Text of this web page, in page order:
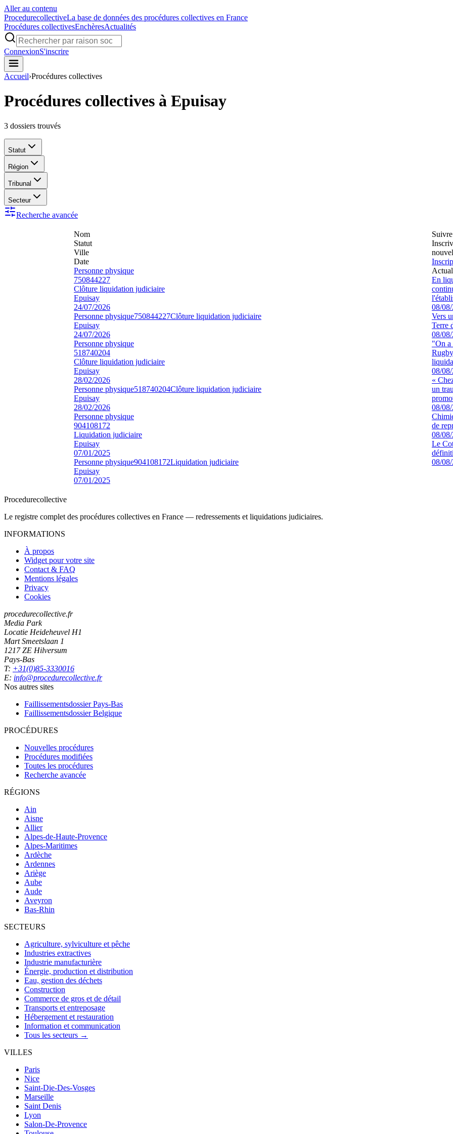
Aller au contenu
ProcedurecollectiveLa base de données des procédures collectives en France
Procédures collectivesEnchèresActualités
ConnexionS'inscrire
Accueil›Procédures collectives
Procédures collectives à Epuisay
3 dossiers trouvés
Statut
Région
Tribunal
Secteur
Recherche avancée
Nom
Statut
Ville
Date
Personne physique
750844227
Clôture liquidation judiciaire
Epuisay
24/07/2026
Personne physique750844227Clôture liquidation judiciaire
Epuisay
24/07/2026
Personne physique
518740204
Clôture liquidation judiciaire
Epuisay
28/02/2026
Personne physique518740204Clôture liquidation judiciaire
Epuisay
28/02/2026
Personne physique
904108172
Liquidation judiciaire
Epuisay
07/01/2025
Personne physique904108172Liquidation judiciaire
Epuisay
07/01/2025
En
08/
Vers
Terre
08/
"On a
08/
«
un
08/
de
08/
Le
08/
Procedurecollective
Le registre complet des procédures collectives en France — redressements et liquidations judiciaires.
INFORMATIONS
À propos
Widget pour votre site
Contact & FAQ
Mentions légales
Privacy
Cookies
procedurecollective.fr
Media Park
Locatie Heideheuvel H1
Mart Smeetslaan 1
1217 ZE Hilversum
Pays-Bas
T: +31(0)85-3330016
E: info@procedurecollective.fr
Nos autres sites
Faillissementsdossier Pays-Bas
Faillissementsdossier Belgique
PROCÉDURES
Nouvelles procédures
Procédures modifiées
Toutes les procédures
Recherche avancée
RÉGIONS
Ain
Aisne
Allier
Alpes-de-Haute-Provence
Alpes-Maritimes
Ardèche
Ardennes
Ariège
Aube
Aude
Aveyron
Bas-Rhin
SECTEURS
Agriculture, sylviculture et pêche
Industries extractives
Industrie manufacturière
Énergie, production et distribution
Eau, gestion des déchets
Construction
Commerce de gros et de détail
Transports et entreposage
Hébergement et restauration
Information et communication
Tous les secteurs →
VILLES
Paris
Nice
Saint-Die-Des-Vosges
Marseille
Saint Denis
Lyon
Salon-De-Provence